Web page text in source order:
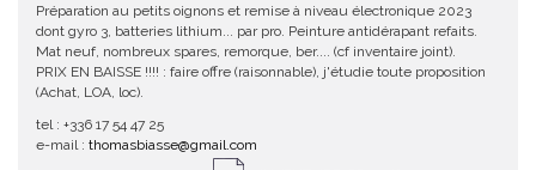
Préparation au petits oignons et remise à niveau électronique 2023
dont gyro 3, batteries lithium... par pro. Peinture antidérapant refaits.
Mat neuf, nombreux spares, remorque, ber.... (cf inventaire joint).
PRIX EN BAISSE !!!! : faire offre (raisonnable), j'étudie toute proposition
(Achat, LOA, loc).
tel : +336 17 54 47 25
e-mail : thomasbiasse@gmail.com